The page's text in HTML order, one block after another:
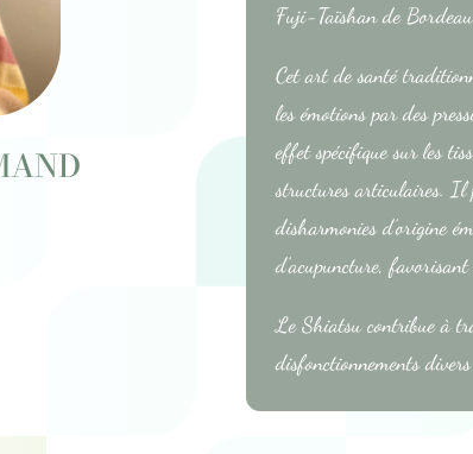
Fuji-Taïshan de
Cet art de santé
les émotions par des
effet spécifique sur les
structures articulaires. Il
disharmonies d’origine
d’acupuncture,
Le Shiatsu contribue à
disfonctionnements